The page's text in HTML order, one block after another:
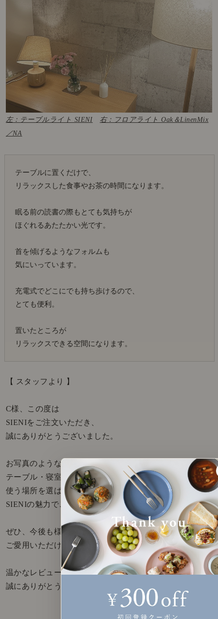
左：テーブルライト SIENI
右：フロアライト Oak＆LinenMix
／NA
テーブルに置くだけで、
リラックスした食事やお茶の時間になります。
眠る前の読書の際もとても気持ちが
ほぐれるあたたかい光です。
首を傾げるようなフォルムも
気にいっています。
充電式でどこにでも持ち歩けるので、
とても便利。
置いたところが
リラックスできる空間になります。
【 スタッフより 】
C様、この度は
SIENIをご注文いただき、
誠にありがとうございました。
お写真のようなキャビネット上や、
テーブル・寝室、と
使う場所を選ばない点が、
SIENIの魅力でございます◎
ぜひ、今後も様々なシーンにて、
ご愛用いただけますと嬉しいです＾＾
温かなレビューをお寄せいただき
誠にありがとうございました。